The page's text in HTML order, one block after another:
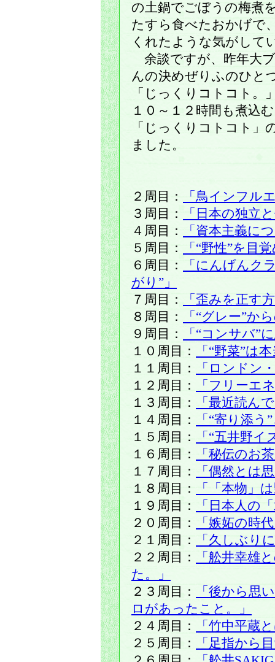
の土鍋でごぼうの梅煮
たすら食べたおかげで
くれたような気がして
余談ですが、昨年大
んの決めぜりふのひと
「じっくりコトコト。
１０～１２時間も煮込
「じっくりコトコト」
ました。
２周目：
「鳥インフル
３周目：
「日本の独立
４周目：
「資本主義に
５周目：
「“野性”を目
６周目：
「にんげんク
がり”」
７周目：
「歪みを正す
８周目：
「“グレー”か
９周目：
「“コンサバ”
１０周目：
「“野菜”は
１１周目：
「ロンドン
１２周目：
「フリーエ
１３周目：
「最近読ん
１４周目：
「“寄り添
１５周目：
「“五井野
１６周目：
「秘伝のお
１７周目：
「偶然とは
１８周目：
「「本物」
１９周目：
「日本人の
２０周目：
「嫉妬の時
２１周目：
「久しぶり
２２周目：
「舩井幸雄
た。」
２３周目：
「後から思
ロがあったこと。」
２４周目：
「竹中平蔵
２５周目：
「足指から